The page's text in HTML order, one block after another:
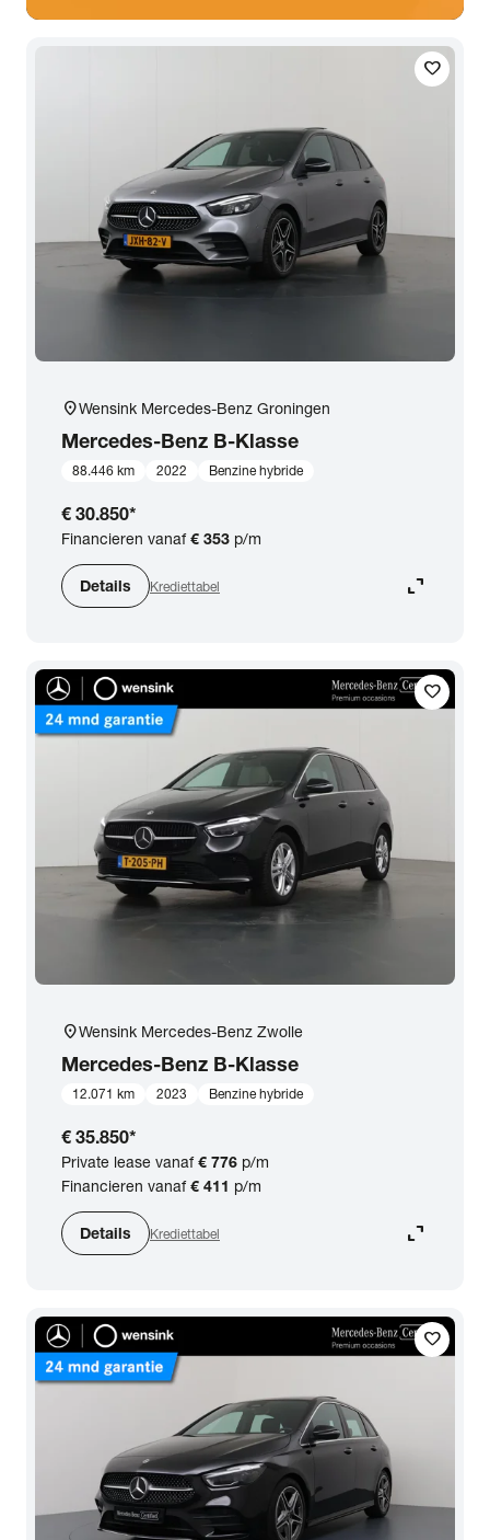
favorite
location_onWensink Mercedes-Benz Groningen
Mercedes-Benz B-Klasse
88.446 km 2022 Benzine hybride
€ 30.850*
Financieren vanaf€ 353 p/m
Details Krediettabel expand_content
favorite
location_onWensink Mercedes-Benz Zwolle
Mercedes-Benz B-Klasse
12.071 km 2023 Benzine hybride
€ 35.850*
Private lease vanaf€ 776 p/m
Financieren vanaf€ 411 p/m
Details Krediettabel expand_content
favorite